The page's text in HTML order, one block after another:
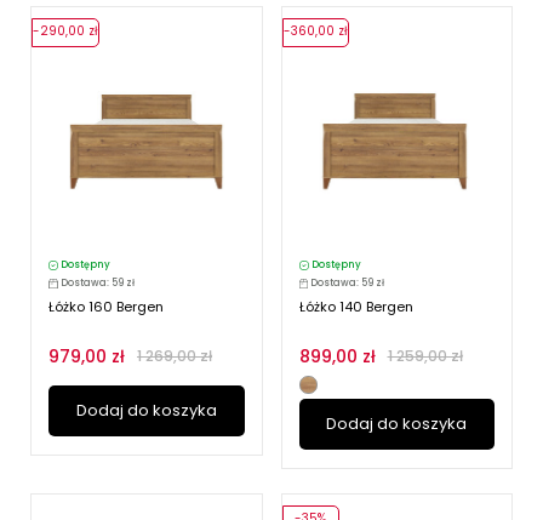
Dostępny
Dostawa: 59 zł
Łóżko 160 Bergen
979,00 zł 1 269,00 zł
Dodaj do koszyka
-290,00 zł
Dostępny
Dostawa: 59 zł
Łóżko 140 Bergen
899,00 zł 1 259,00 zł
Dodaj do koszyka
-360,00 zł